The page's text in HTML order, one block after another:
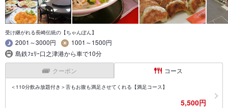
受け継がれる長崎伝統の【ちゃんぽん】
2001～3000円
1001～1500円
島鉄ﾌｪﾘｰ口之津港から車で10分
クーポン コース
＜110分飲み放題付き＞舌もお腹も満足させてくれる【満足コース】
5,500円